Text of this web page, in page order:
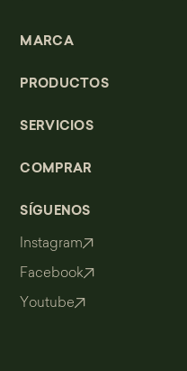
MARCA
PRODUCTOS
SERVICIOS
COMPRAR
SÍGUENOS
Instagram
Facebook
Youtube